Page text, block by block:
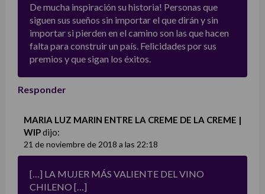
De mucha inspiración su historia! Personas que
siguen sus sueños sin importar el que dirán y sin
importar si pierden en el camino son las que hacen
falta para construir un país. Felicidades por sus
premios y que sigan los éxitos.
Responder
MARIA LUZ MARIN ENTRE LA CREME DE LA CREME |
WIPdijo:
21 de noviembre de 2018 a las 22:18
[…] LA MUJER MÁS VALIENTE DEL VINO
CHILENO […]